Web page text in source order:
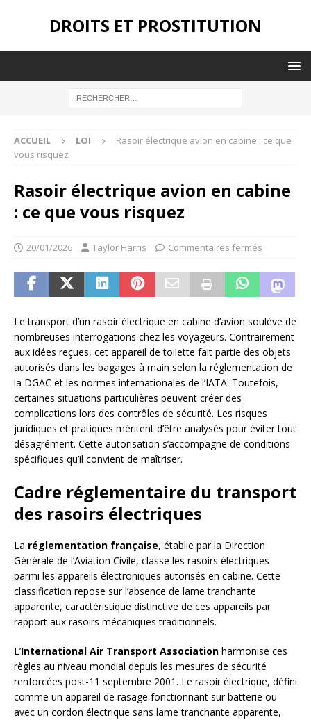
DROITS ET PROSTITUTION
ACCUEIL LOI
Rasoir électrique avion en cabine : ce que
vous risquez
Rasoir électrique avion en cabine
: ce que vous risquez
20/01/2026 Taylor Harris Commentaires fermés
Le transport d’un rasoir électrique en cabine d’avion soulève de
nombreuses interrogations chez les voyageurs. Contrairement
aux idées reçues, cet appareil de toilette fait partie des objets
autorisés dans les bagages à main selon la réglementation de
la DGAC et les normes internationales de l’IATA. Toutefois,
certaines situations particulières peuvent créer des
complications lors des contrôles de sécurité. Les risques
juridiques et pratiques méritent d’être analysés pour éviter tout
désagrément. Cette autorisation s’accompagne de conditions
spécifiques qu’il convient de maîtriser.
Cadre réglementaire du transport
des rasoirs électriques
La réglementation française, établie par la Direction
Générale de l’Aviation Civile, classe les rasoirs électriques
parmi les appareils électroniques autorisés en cabine. Cette
classification repose sur l’absence de lame tranchante
apparente, caractéristique distinctive de ces appareils par
rapport aux rasoirs mécaniques traditionnels.
L’International Air Transport Association harmonise ces
règles au niveau mondial depuis les mesures de sécurité
renforcées post-11 septembre 2001. Le rasoir électrique, défini
comme un appareil de rasage fonctionnant sur batterie ou
avec un cordon électrique sans lame tranchante apparente,